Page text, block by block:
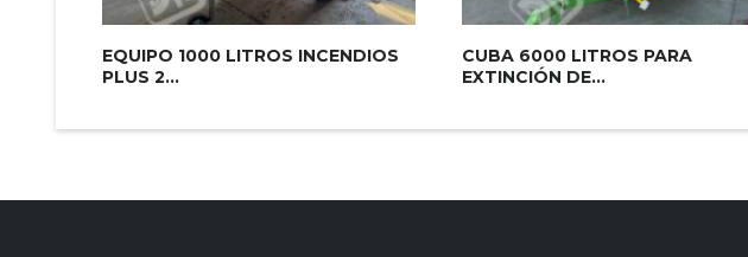
EQUIPO 1000 LITROS INCENDIOS
PLUS 2...
CUBA 6000 LITROS PARA
EXTINCIÓN DE...